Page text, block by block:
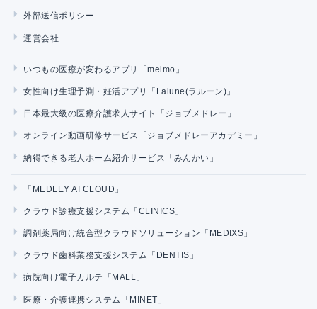
外部送信ポリシー
運営会社
いつもの医療が変わるアプリ「melmo」
女性向け生理予測・妊活アプリ「Lalune(ラルーン)」
日本最大級の医療介護求人サイト「ジョブメドレー」
オンライン動画研修サービス「ジョブメドレーアカデミー」
納得できる老人ホーム紹介サービス「みんかい」
「MEDLEY AI CLOUD」
クラウド診療支援システム「CLINICS」
調剤薬局向け統合型クラウドソリューション「MEDIXS」
クラウド歯科業務支援システム「DENTIS」
病院向け電子カルテ「MALL」
医療・介護連携システム「MINET」